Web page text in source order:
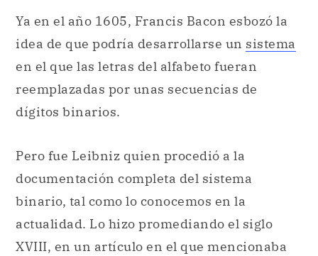
Ya en el año 1605, Francis Bacon esbozó la
idea de que podría desarrollarse un sistema
en el que las letras del alfabeto fueran
reemplazadas por unas secuencias de
dígitos binarios.
Pero fue Leibniz quien procedió a la
documentación completa del sistema
binario, tal como lo conocemos en la
actualidad. Lo hizo promediando el siglo
XVIII, en un artículo en el que mencionaba